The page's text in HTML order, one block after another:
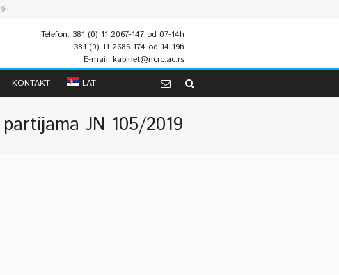
Telefon: 381 (0) 11 2067-147 od 07-14h
381 (0) 11 2685-174 od 14-19h
E-mail: kabinet@ncrc.ac.rs
KONTAKT LAT
JN 105/2019